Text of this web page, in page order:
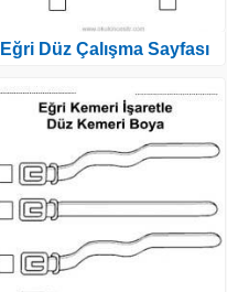
Eğri Düz Çalışma Sayfası